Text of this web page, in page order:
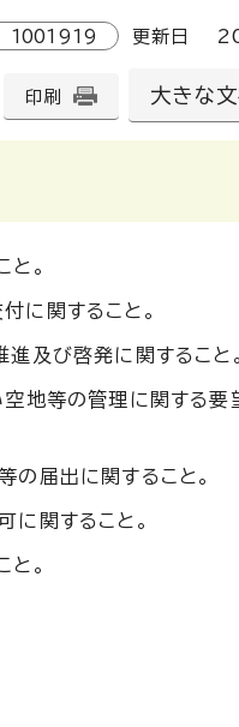
1001919 更新日
印刷 大きな
。
に関すること。
及び啓発に関すること。
地等の管理に関する要
の届出に関すること。
に関すること。
。